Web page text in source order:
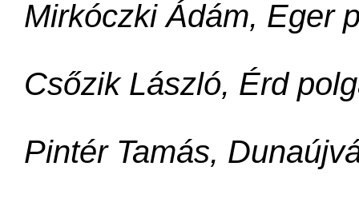
Mirkóczki Ádám, Eger
Csőzik László, Érd
Pintér Tamás,